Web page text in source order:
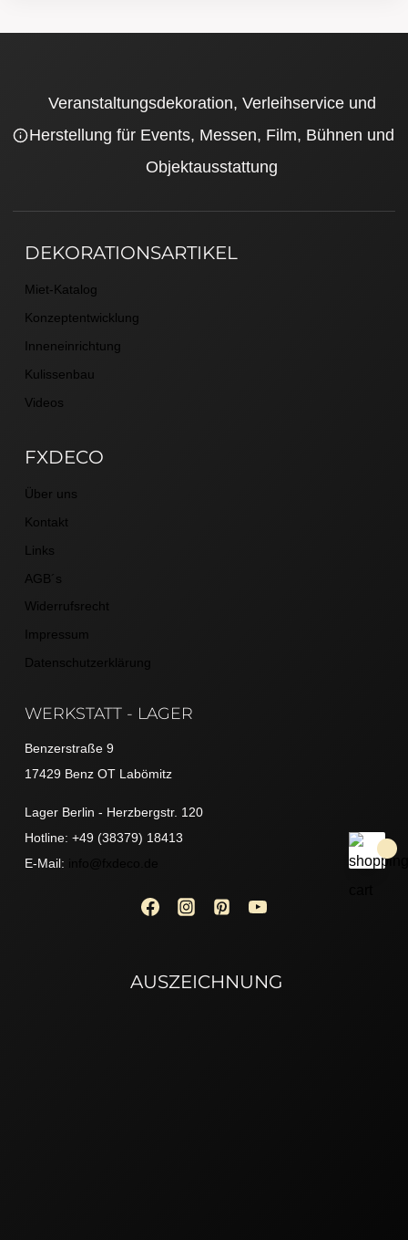
Veranstaltungsdekoration, Verleihservice und
Herstellung für Events, Messen, Film, Bühnen und
Objektausstattung
DEKORATIONSARTIKEL
Miet-Katalog
Konzeptentwicklung
Inneneinrichtung
Kulissenbau
Videos
FXDECO
Über uns
Kontakt
Links
AGB´s
Widerrufsrecht
Impressum
Datenschutzerklärung
WERKSTATT - LAGER
Benzerstraße 9
17429 Benz OT Labömitz
Lager Berlin - Herzbergstr. 120
Hotline: +49 (38379) 18413
E-Mail:
AUSZEICHNUNG